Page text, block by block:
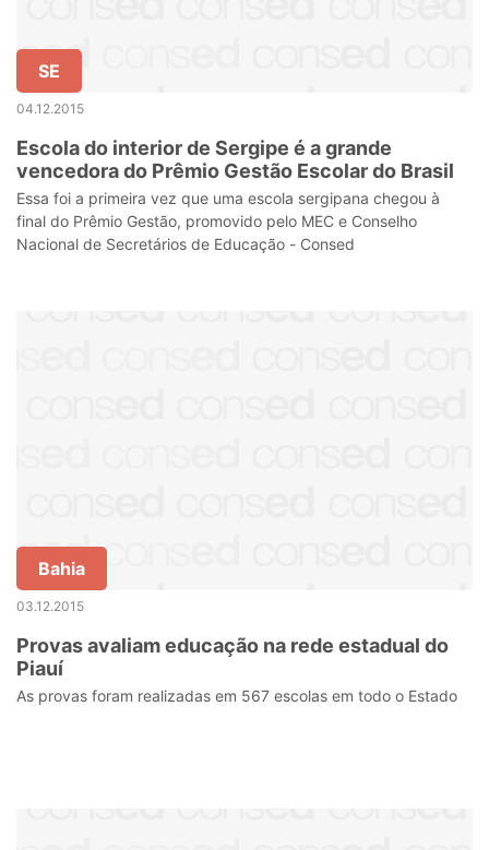
SE
04.12.2015
Escola do interior de Sergipe é a grande
vencedora do Prêmio Gestão Escolar do Brasil
Essa foi a primeira vez que uma escola sergipana chegou à
final do Prêmio Gestão, promovido pelo MEC e Conselho
Nacional de Secretários de Educação - Consed
Bahia
03.12.2015
Provas avaliam educação na rede estadual do
Piauí
As provas foram realizadas em 567 escolas em todo o Estado